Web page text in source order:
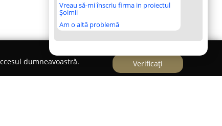
Vreau să-mi înscriu firma in proiectul
Șoimii
Am o altă problemă
dumneavoastră.
Verificați